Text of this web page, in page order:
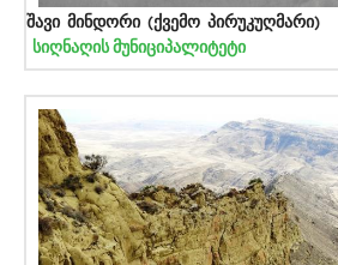
შავი მინდორი (ქვემო პირუკუღმარი)
სიღნაღის მუნიციპალიტეტი